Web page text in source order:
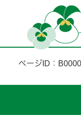
ページID：